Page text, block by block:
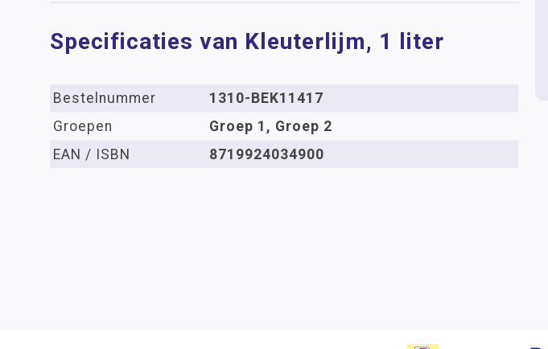
Specificaties van Kleuterlijm, 1 liter
Bestelnummer
1310-BEK11417
Groepen
Groep 1, Groep 2
EAN / ISBN
8719924034900